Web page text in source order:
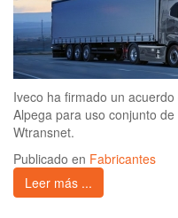
Iveco ha firmado un
Alpega para uso conjunto
Wtransnet.
Publicado en Fabricantes
Leer más ...